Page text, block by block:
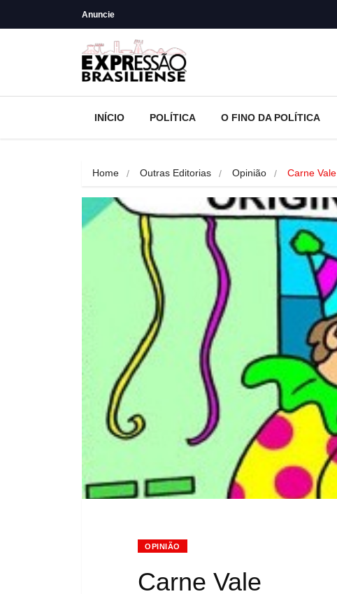
Anuncie
INÍCIO POLÍTICA O FINO DA POLÍTICA
Home Outras Editorias Opinião Carne Vale
OPINIÃO
Carne Vale